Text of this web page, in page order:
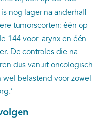
nog lager na anderhalf
tumorsoorten: één op
144 voor larynx en één
De controles die na
dus vanuit oncologisch
belastend voor zowel